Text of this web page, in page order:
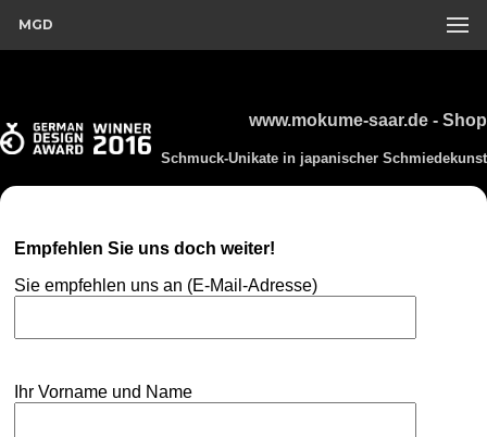
MGD
www.mokume-saar.de - Shop
Schmuck-Unikate in japanischer Schmiedekunst
Empfehlen Sie uns doch weiter!
Sie empfehlen uns an (E-Mail-Adresse)
Ihr Vorname und Name